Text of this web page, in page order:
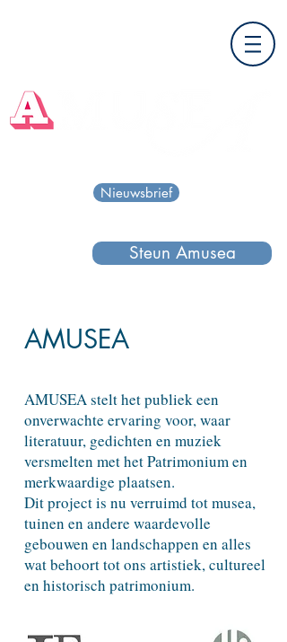
Nieuwsbrief
Steun Amusea
AMUSEA
AMUSEA stelt het publiek een
onverwachte ervaring voor, waar
literatuur, gedichten en muziek
versmelten met het Patrimonium en
merkwaardige plaatsen.
Dit project is nu verruimd tot musea,
tuinen en andere waardevolle
gebouwen en landschappen en alles
wat behoort tot ons artistiek, cultureel
en historisch patrimonium.